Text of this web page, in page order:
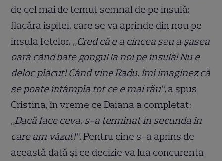
de cel mai de temut semnal de pe insulă:
flacăra ispitei, care se va aprinde din nou pe
insula fetelor. „Cred că e a cincea sau a şasea
oară când bate gongul la noi pe insulă! Nu e
deloc plăcut! Când vine Radu, îmi imaginez că
se poate întâmpla tot ce e mai rău”, a spus
Cristina, în vreme ce Daiana a completat:
„Dacă face ceva, s-a terminat în secunda în
care am văzut!”.Pentru cine s-a aprins de
această dată şi ce decizie va lua concurenta